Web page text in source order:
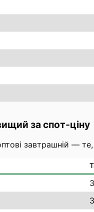
за спот-ціну
завтрашній —